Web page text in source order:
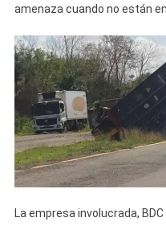
amenaza cuando no están
La empresa involucrada,